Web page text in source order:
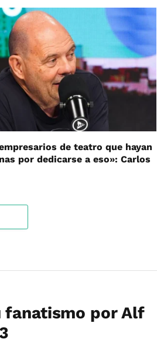
de teatro que hayan
por dedicarse a eso»: Carlos
fanatismo por Alf